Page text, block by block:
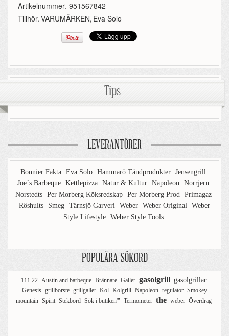
Artikelnummer. 951567842
Tillhör. VARUMÄRKEN, Eva Solo
Tips
LEVERANTÖRER
Bonnier Fakta Eva Solo Hammarö Tändprodukter Jensengrill
Joe´s Barbeque Kettlepizza Natur & Kultur Napoleon Norrjern
Norstedts Per Morberg Köksredskap Per Morberg Prod Primagaz
Röshults
Smeg Tärnsjö Garveri Weber Weber Original Weber
Style Lifestyle Weber Style Tools
POPULÄRA SÖKORD
111 22 Austin and barbeque Brännare Galler gasolgrill gasolgrillar
Genesis grillborste grillgaller Kol Kolgrill Napoleon regulator Smokey
mountain Spirit Stekbord Sök i butiken'" Termometer the weber Överdrag